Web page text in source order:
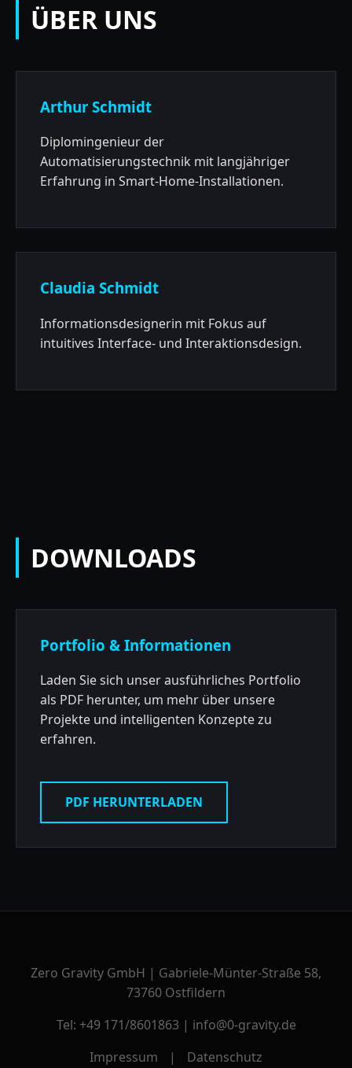
ÜBER UNS
Arthur Schmidt
Diplomingenieur der
Automatisierungstechnik mit langjähriger
Erfahrung in Smart-Home-Installationen.
Claudia Schmidt
Informationsdesignerin mit Fokus auf
intuitives Interface- und Interaktionsdesign.
DOWNLOADS
Portfolio & Informationen
Laden Sie sich unser ausführliches Portfolio
als PDF herunter, um mehr über unsere
Projekte und intelligenten Konzepte zu
erfahren.
PDF HERUNTERLADEN
Zero Gravity GmbH | Gabriele-Münter-Straße 58,
73760 Ostfildern
Tel: +49 171/8601863 | info@0-gravity.de
Impressum
| Datenschutz